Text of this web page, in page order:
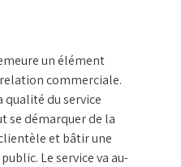
un élément
commerciale.
qualité du service
se démarquer de la
et bâtir une
Le service va au-